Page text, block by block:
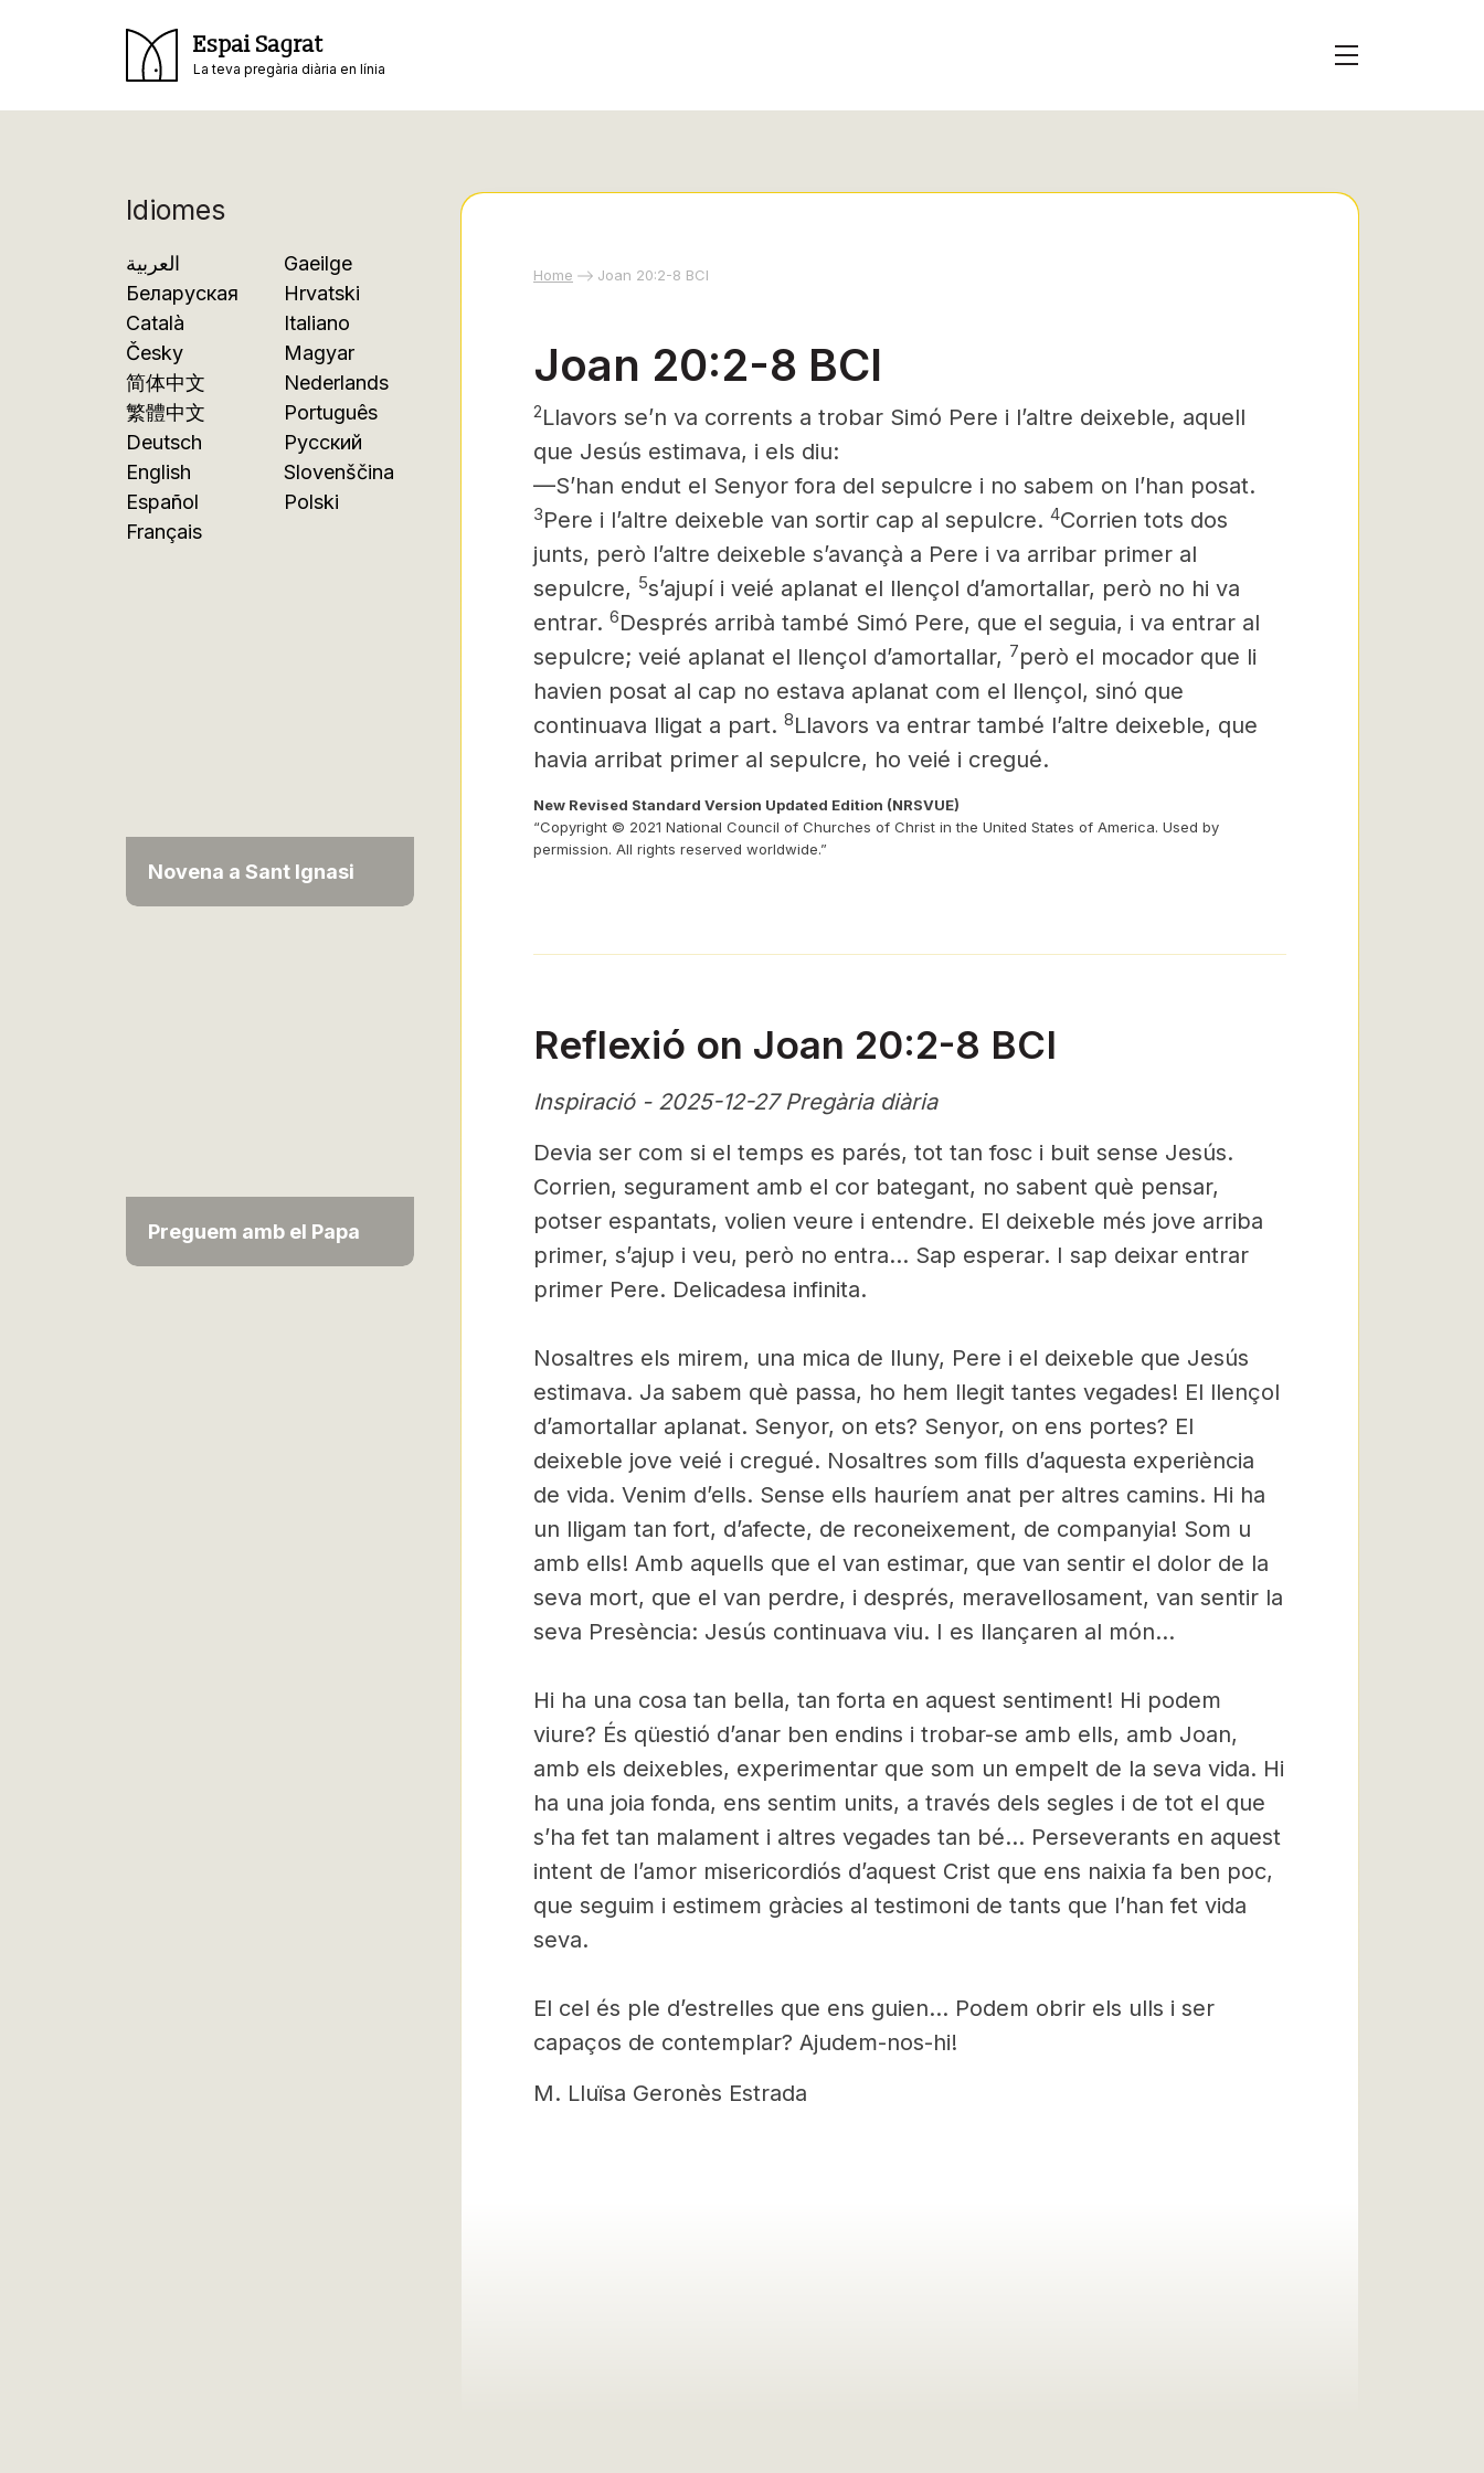
Espai Sagrat
La teva pregària diària en línia
Idiomes
العربية
Беларуская
Català
Česky
简体中文
繁體中文
Deutsch
English
Español
Français
Gaeilge
Hrvatski
Italiano
Magyar
Nederlands
Português
Русский
Slovenščina
Polski
Novena a Sant Ignasi
Preguem amb el Papa
Home Joan 20:2-8 BCI
Joan 20:2-8 BCI
2Llavors se’n va corrents a trobar Simó Pere i l’altre deixeble, aquell
que Jesús estimava, i els diu:
—S’han endut el Senyor fora del sepulcre i no sabem on l’han posat.
3Pere i l’altre deixeble van sortir cap al sepulcre. 4Corrien tots dos
junts, però l’altre deixeble s’avançà a Pere i va arribar primer al
sepulcre, 5s’ajupí i veié aplanat el llençol d’amortallar, però no hi va
entrar. 6Després arribà també Simó Pere, que el seguia, i va entrar al
sepulcre; veié aplanat el llençol d’amortallar, 7però el mocador que li
havien posat al cap no estava aplanat com el llençol, sinó que
continuava lligat a part. 8Llavors va entrar també l’altre deixeble, que
havia arribat primer al sepulcre, ho veié i cregué.
New Revised Standard Version Updated Edition (NRSVUE)
“Copyright © 2021 National Council of Churches of Christ in the United States of America. Used by
permission. All rights reserved worldwide.”
Reflexió on Joan 20:2-8 BCI
Inspiració - 2025-12-27 Pregària diària
Devia ser com si el temps es parés, tot tan fosc i buit sense Jesús.
Corrien, segurament amb el cor bategant, no sabent què pensar,
potser espantats, volien veure i entendre. El deixeble més jove arriba
primer, s’ajup i veu, però no entra… Sap esperar. I sap deixar entrar
primer Pere. Delicadesa infinita.
Nosaltres els mirem, una mica de lluny, Pere i el deixeble que Jesús
estimava. Ja sabem què passa, ho hem llegit tantes vegades! El llençol
d’amortallar aplanat. Senyor, on ets? Senyor, on ens portes? El
deixeble jove veié i cregué. Nosaltres som fills d’aquesta experiència
de vida. Venim d’ells. Sense ells hauríem anat per altres camins. Hi ha
un lligam tan fort, d’afecte, de reconeixement, de companyia! Som u
amb ells! Amb aquells que el van estimar, que van sentir el dolor de la
seva mort, que el van perdre, i després, meravellosament, van sentir la
seva Presència: Jesús continuava viu. I es llançaren al món…
Hi ha una cosa tan bella, tan forta en aquest sentiment! Hi podem
viure? És qüestió d’anar ben endins i trobar-se amb ells, amb Joan,
amb els deixebles, experimentar que som un empelt de la seva vida. Hi
ha una joia fonda, ens sentim units, a través dels segles i de tot el que
s’ha fet tan malament i altres vegades tan bé… Perseverants en aquest
intent de l’amor misericordiós d’aquest Crist que ens naixia fa ben poc,
que seguim i estimem gràcies al testimoni de tants que l’han fet vida
seva.
El cel és ple d’estrelles que ens guien… Podem obrir els ulls i ser
capaços de contemplar? Ajudem-nos-hi!
M. Lluïsa Geronès Estrada